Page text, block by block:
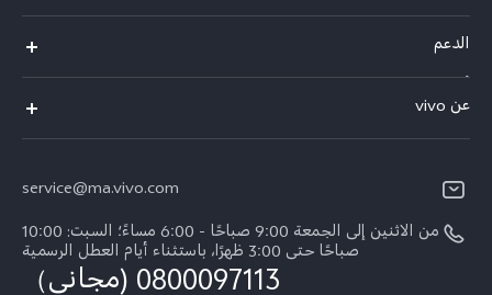
Y31d
V70 FE
V40
Y29
الدعم
مركز الخدمة
Funtouch OS
مصادقة IMEI
عن vivo
الأخبار
الإشعارات القانونية
service@ma.vivo.com
من الاثنين إلى الجمعة 9:00 صباحًا - 6:00 مساءً؛ السبت: 10:00
صباحًا حتى 3:00 ظهرًا، باستثناء أيام العطل الرسمية
0800097113 (مجاني）